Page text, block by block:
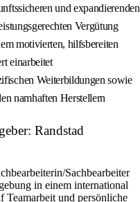
und expandierenden
Vergütung
motivierten, hilfsbereiten
einarbeitet
Weiterbildungen sowie
namhaften Herstellern
Randstad
Sachbearbeiter
in einem international
Teamarbeit und persönliche